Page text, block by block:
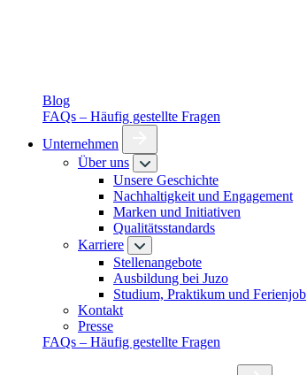
Blog
FAQs – Häufig gestellte Fragen
Unternehmen
Über uns
Unsere Geschichte
Nachhaltigkeit und Engagement
Marken und Initiativen
Qualitätsstandards
Karriere
Stellenangebote
Ausbildung bei Juzo
Studium, Praktikum und Ferienjob
Kontakt
Presse
FAQs – Häufig gestellte Fragen